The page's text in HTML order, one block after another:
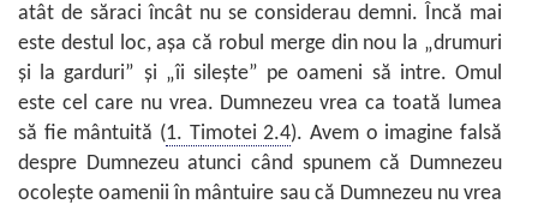
atât de săraci încât nu se considerau demni. Încă mai
este destul loc, așa că robul merge din nou la „drumuri
și la garduri” și „îi silește” pe oameni să intre. Omul
este cel care nu vrea. Dumnezeu vrea ca toată lumea
să fie mântuită (1. Timotei 2.4). Avem o imagine falsă
despre Dumnezeu atunci când spunem că Dumnezeu
ocolește oamenii în mântuire sau că Dumnezeu nu vrea